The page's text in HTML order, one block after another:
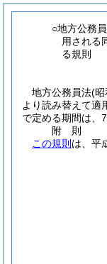
○地方公務
用される
る規則
地方公務員法(昭
より読み替えて適
で定める期間は、7
附 則
この規則 は、平